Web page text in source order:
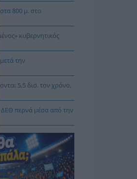
800 μ. στο
κυβερνητικός
την
5,5 δισ. τον χρόνο,
ΔΕΘ περνά μέσα από την